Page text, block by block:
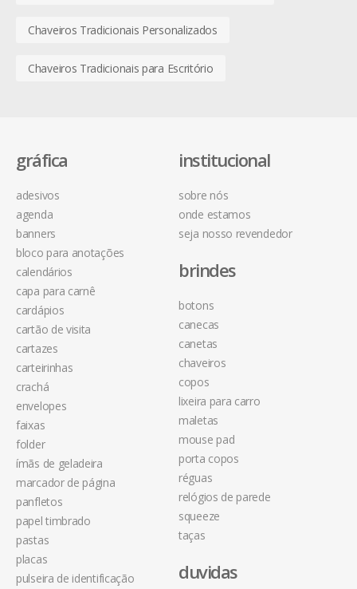
Chaveiros Tradicionais Personalizados
Chaveiros Tradicionais para Escritório
institucional
sobre nós
onde estamos
seja nosso revendedor
gráfica
adesivos
agenda
banners
bloco para anotações
calendários
capa para carnê
cardápios
cartão de visita
cartazes
carteirinhas
crachá
envelopes
faixas
folder
ímãs de geladeira
marcador de página
panfletos
papel timbrado
pastas
placas
pulseira de identificação
brindes
botons
canecas
canetas
chaveiros
copos
lixeira para carro
maletas
mouse pad
porta copos
réguas
relógios de parede
squeeze
taças
duvidas